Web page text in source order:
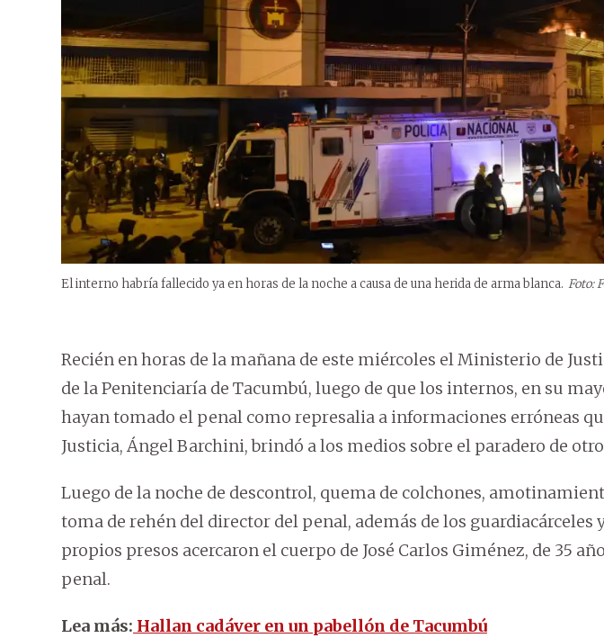
El interno habría fallecido ya en horas de la noche a causa de una herida de arma blanca. Foto:
Recién en horas de la mañana de este miércoles el Ministerio de
de la Penitenciaría de Tacumbú, luego de que los internos, en su
hayan tomado el penal como represalia a informaciones erróneas
Justicia, Ángel Barchini, brindó a los medios sobre el paradero de
Luego de la noche de descontrol, quema de colchones,
toma de rehén del director del penal, además de los guardiacárceles
propios presos acercaron el cuerpo de José Carlos Giménez, de 35
penal.
Lea más: Hallan cadáver en un pabellón de Tacumbú